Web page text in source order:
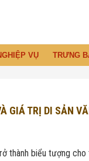
VỤ TRƯNG
GIÁ TRỊ DI SẢN
thành biểu tượng